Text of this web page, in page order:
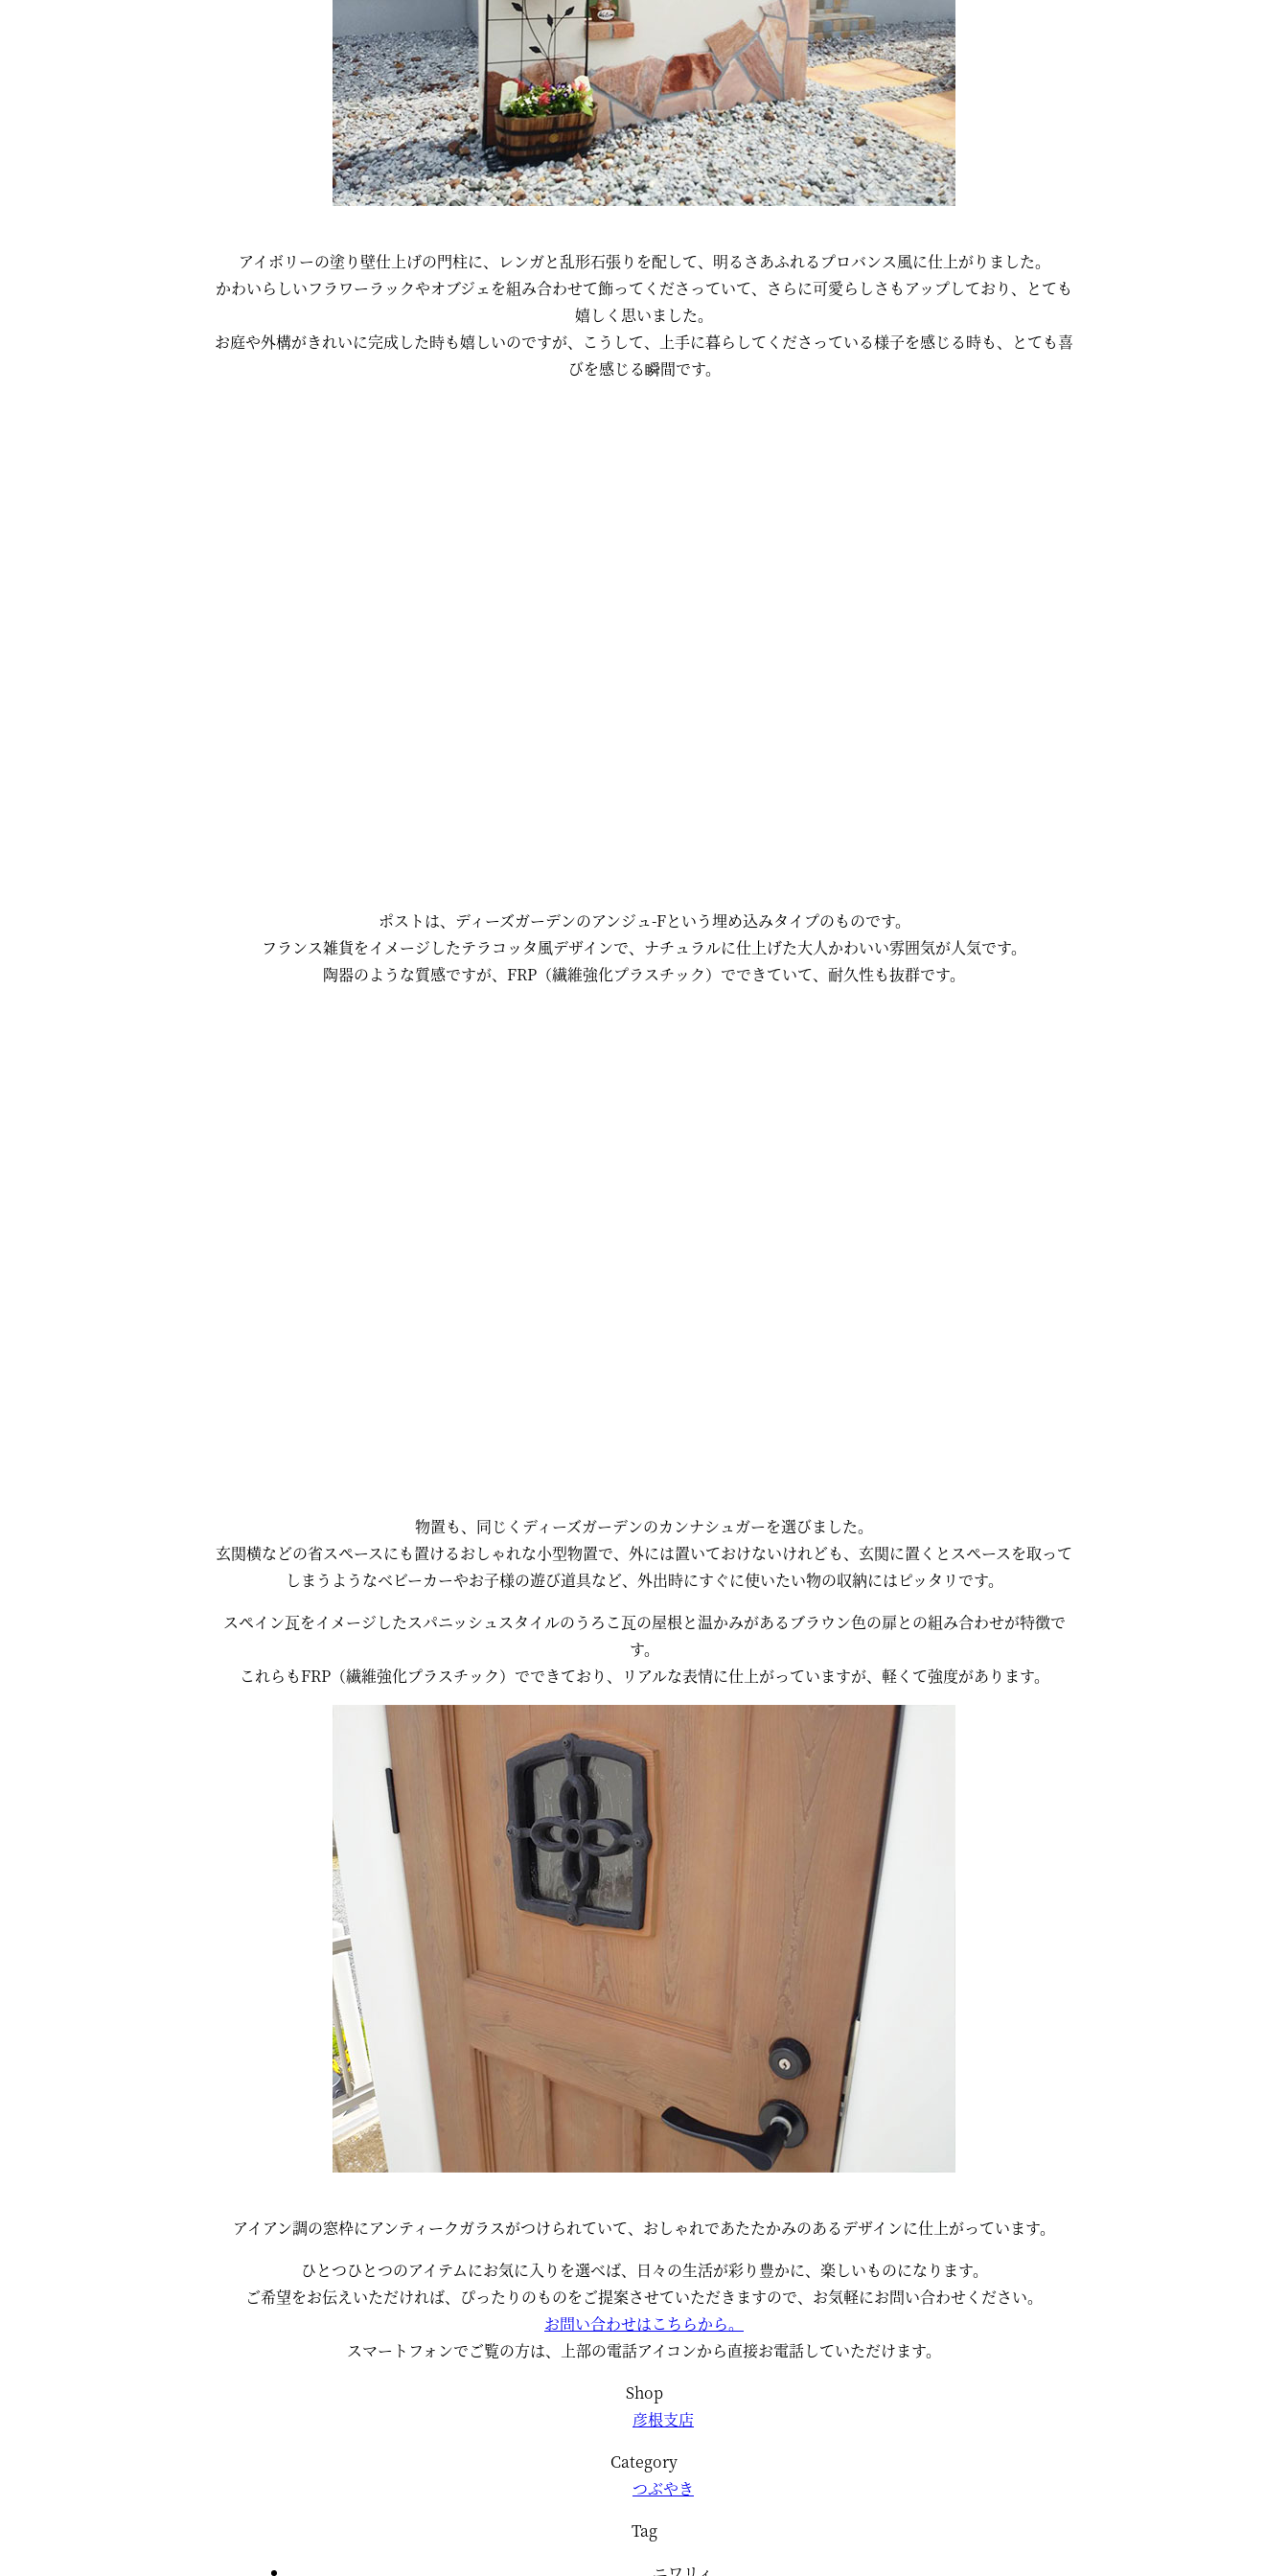
アイボリーの塗り壁仕上げの門柱に、レンガと乱形石張りを配して、明るさあふれるプロバンス風に仕上がりました。
かわいらしいフラワーラックやオブジェを組み合わせて飾ってくださっていて、さらに可愛らしさもアップしており、とても
嬉しく思いました。
お庭や外構がきれいに完成した時も嬉しいのですが、こうして、上手に暮らしてくださっている様子を感じる時も、とても喜
びを感じる瞬間です。
ポストは、ディーズガーデンのアンジュ-Fという埋め込みタイプのものです。
フランス雑貨をイメージしたテラコッタ風デザインで、ナチュラルに仕上げた大人かわいい雰囲気が人気です。
陶器のような質感ですが、FRP（繊維強化プラスチック）でできていて、耐久性も抜群です。
物置も、同じくディーズガーデンのカンナシュガーを選びました。
玄関横などの省スペースにも置けるおしゃれな小型物置で、外には置いておけないけれども、玄関に置くとスペースを取って
しまうようなベビーカーやお子様の遊び道具など、外出時にすぐに使いたい物の収納にはピッタリです。
スペイン瓦をイメージしたスパニッシュスタイルのうろこ瓦の屋根と温かみがあるブラウン色の扉との組み合わせが特徴で
す。
これらもFRP（繊維強化プラスチック）でできており、リアルな表情に仕上がっていますが、軽くて強度があります。
アイアン調の窓枠にアンティークガラスがつけられていて、おしゃれであたたかみのあるデザインに仕上がっています。
ひとつひとつのアイテムにお気に入りを選べば、日々の生活が彩り豊かに、楽しいものになります。
ご希望をお伝えいただければ、ぴったりのものをご提案させていただきますので、お気軽にお問い合わせください。
お問い合わせはこちらから。
スマートフォンでご覧の方は、上部の電話アイコンから直接お電話していただけます。
Shop
彦根支店
Category
つぶやき
Tag